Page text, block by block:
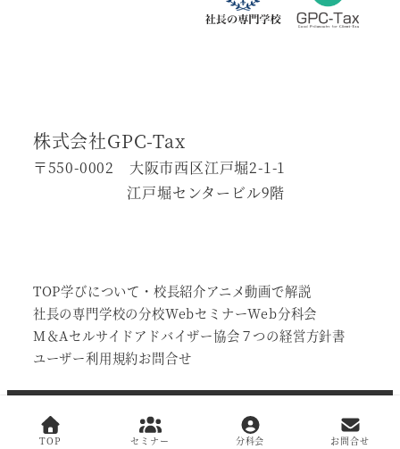
株式会社GPC-Tax
〒550-0002 大阪市西区江戸堀2-1-1
江戸堀センタービル9階
TOP学びについて・校長紹介アニメ動画で解説
社長の専門学校の分校WebセミナーWeb分科会
М＆Aセルサイドアドバイザー協会７つの経営方針書
ユーザー利用規約お問合せ
Copyright © 社長の専門学校 All Rights
Reserved.
TOP セミナー 分科会 お問合せ